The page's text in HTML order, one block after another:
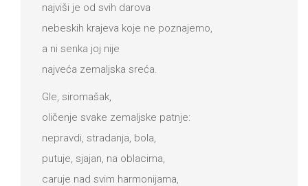
najviši je od svih darova
nebeskih krajeva koje ne poznajemo,
a ni senka joj nije
najveća zemaljska sreća.
Gle, siromašak,
oličenje svake zemaljske patnje:
nepravdi, stradanja, bola,
putuje, sjajan, na oblacima,
caruje nad svim harmonijama,